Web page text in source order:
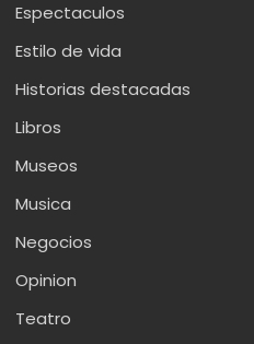
Espectaculos
Estilo de vida
Historias destacadas
Libros
Museos
Musica
Negocios
Opinion
Teatro